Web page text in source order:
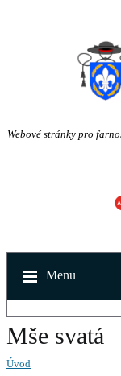
Webové stránky pro
Menu
Mše svatá
Úvod